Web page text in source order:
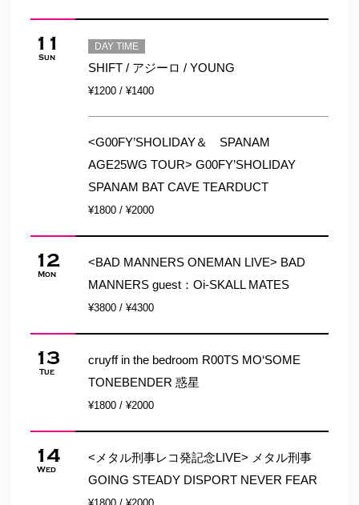
11
Sun
DAY TIME
SHIFT / アジーロ / YOUNG
¥1200 / ¥1400
<G00FY’SHOLIDAY＆ SPANAM
AGE25WG TOUR> G00FY’SHOLIDAY
SPANAM BAT CAVE TEARDUCT
¥1800 / ¥2000
12
Mon
<BAD MANNERS ONEMAN LIVE> BAD
MANNERS guest：Oi-SKALL MATES
¥3800 / ¥4300
13
Tue
cruyff in the bedroom R00TS MO‘SOME
TONEBENDER 惑星
¥1800 / ¥2000
14
Wed
<メタル刑事レコ発記念LIVE> メタル刑事
GOING STEADY DISPORT NEVER FEAR